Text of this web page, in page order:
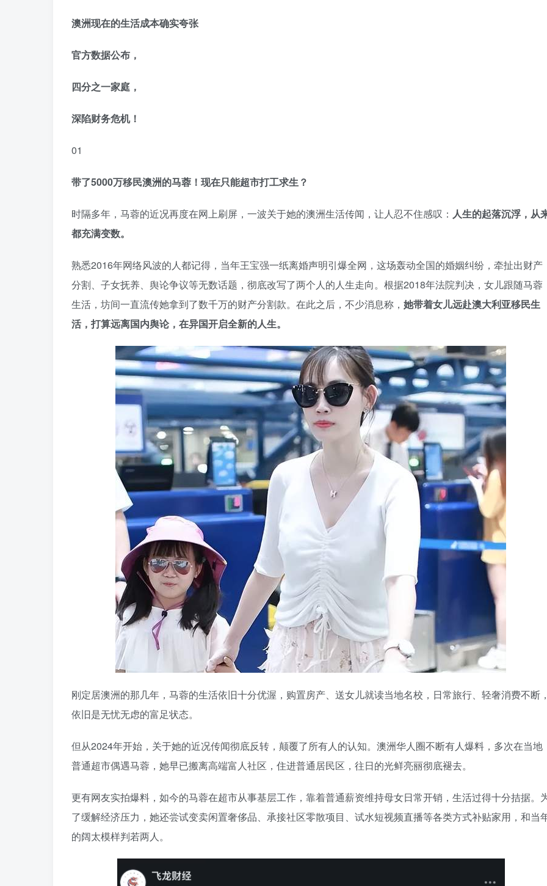
澳洲现在的生活成本确实夸张
官方数据公布，
四分之一家庭，
深陷财务危机！
01
带了5000万移民澳洲的马蓉！现在只能超市打工求生？
时隔多年，马蓉的近况再度在网上刷屏，一波关于她的澳洲生活传闻，让人忍不住感叹： 人生的起落沉浮，从
都充满变数。
熟悉2016年网络风波的人都记得，当年王宝强一纸离婚声明引爆全网，这场轰动全国的婚姻纠纷，牵扯出财产
分割、子女抚养、舆论争议等无数话题，彻底改写了两个人的人生走向。根据2018年法院判决，女儿跟随马蓉
生活，坊间一直流传她拿到了数千万的财产分割款。在此之后，不少消息称， 她带着女儿远赴澳大利亚移民生
活，打算远离国内舆论，在异国开启全新的人生。
刚定居澳洲的那几年，马蓉的生活依旧十分优渥，购置房产、送女儿就读当地名校，日常旅行、轻奢消费不断，
依旧是无忧无虑的富足状态。
但从2024年开始，关于她的近况传闻彻底反转，颠覆了所有人的认知。澳洲华人圈不断有人爆料，多次在当地
普通超市偶遇马蓉，她早已搬离高端富人社区，住进普通居民区，往日的光鲜亮丽彻底褪去。
更有网友实拍爆料，如今的马蓉在超市从事基层工作，靠着普通薪资维持母女日常开销，生活过得十分拮据。
了缓解经济压力，她还尝试变卖闲置奢侈品、承接社区零散项目、试水短视频直播等各类方式补贴家用，和当
的阔太模样判若两人。